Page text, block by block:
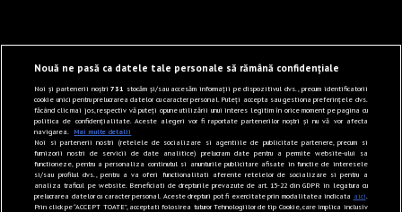
Nouă ne pasă ca datele tale personale să rămână confidențiale
Noi și partenerii noștri731 stocăm și/sau accesăm informații pe dispozitivul dvs., precum identificatorii
cookie unici pentru prelucrarea datelor cu caracter personal. Puteți accepta sau gestiona preferințele dvs.
făcând clic mai jos, respectiv vă puteți opune utilizării unui interes legitim în orice moment pe pagina cu
politica de confidențialitate. Aceste alegeri vor fi raportate partenerilor noștri și nu vă vor afecta
navigarea. Mai multe detalii
Noi si partenerii nostri (retelele de socializare si agentiile de publicitate partenere, precum si
furnizorii nostri de servicii de date analitice) prelucram date pentru a permite website-ului sa
functioneze, pentru a personaliza continutul si anunturile publicitare afisate in functie de interesele
si/sau profilul dvs., pentru a va oferi functionalitati aferente retelelor de socializare si pentru a
analiza traficul pe website. Beneficiati de drepturile prevazute de art. 15-22 din GDPR in legatura cu
prelucrarea datelor cu caracter personal. Aceste drepturi pot fi exercitate prin modalitatea indicata aici.
Prin click pe “ACCEPT TOATE”, acceptati folosirea tuturor Tehnologiilor de tip Cookie, care implica inclusiv